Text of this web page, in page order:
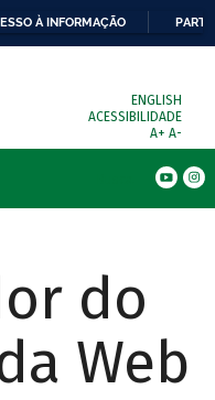
À INFORMAÇÃO
ENGLISH
ACESSIBILIDADE
A+ A-
do
Web